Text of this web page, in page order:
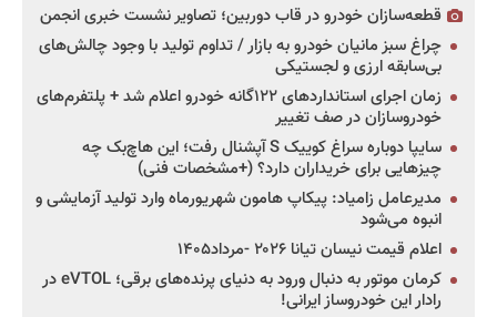
قطعه‌سازان خودرو در قاب دوربین؛ تصاویر نشست خبری انجمن
چراغ سبز مانیان خودرو به بازار / تداوم تولید با وجود چالش‌های
بی‌سابقه ارزی و لجستیکی
زمان اجرای استانداردهای ۱۲۲گانه خودرو اعلام شد + پلتفرم‌های
خودروسازان در صف تغییر
سایپا دوباره سراغ کوییک S آپشنال رفت؛ این هاچ‌بک چه
چیزهایی برای خریداران دارد؟ (+مشخصات فنی)
مدیرعامل زامیاد: پیکاپ هامون شهریورماه وارد تولید آزمایشی و
انبوه می‌شود
اعلام قیمت نیسان تیانا ۲۰۲۶ -مرداد۱۴۰۵
کرمان موتور به دنبال ورود به دنیای پرنده‌های برقی؛ eVTOL در
رادار این خودروساز ایرانی!